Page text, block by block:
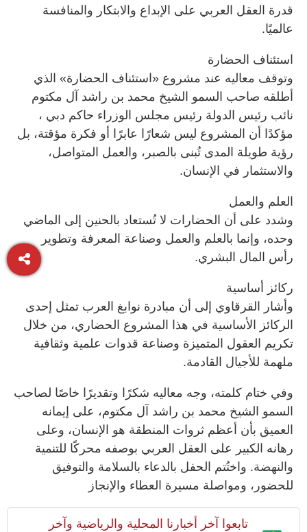
قدرة العقل العربي على الإبداع والابتكار والمنافسة
عالميًا.
استئناف الحضارة
وتوقف معاليه عند مشروع «استئناف الحضارة» الذي
أطلقه صاحب السمو الشيخ محمد بن راشد آل مكتوم
نائب رئيس الدولة رئيس مجلس الوزراء حاكم دبي ،
مؤكدًا أن المشروع ليس شعارًا عابرًا أو فكرة مؤقتة، بل
رؤية طويلة المدى تُبنى بالصبر، والعمل المتواصل،
والاستثمار في الإنسان.
العلم والعمل
وشدد على أن الحضارات لا تُستعاد بالحنين إلى الماضي
وحده، وإنما بالعلم والعمل وصناعة المعرفة وتطوير
رأس المال البشري.
ركائز أساسية
وأشار القرقاوي إلى أن مبادرة نوابغ العرب تمثل إحدى
الركائز الأساسية في هذا المشروع الحضاري، من خلال
تكريم العقول المتميزة وصناعة قدوات علمية وثقافية
ملهمة للأجيال القادمة.
وفي ختام كلمته، وجه معاليه شكرًا وتقديرًا خاصًا لصاحب
السمو الشيخ محمد بن راشد آل مكتوم، على إيمانه
العميق بأن أعظم ثروات المنطقة هو الإنسان، وعلى
رهانه الكبير على العقل العربي بوصفه محركًا للتنمية
والنهضة. واختُتم الحفل بالدعاء بالسلامة والتوفيق
للحضور، ومواصلة مسيرة العطاء والإنجاز
تابعوا آخر أخبارنا المحلية والرياضية وآخر